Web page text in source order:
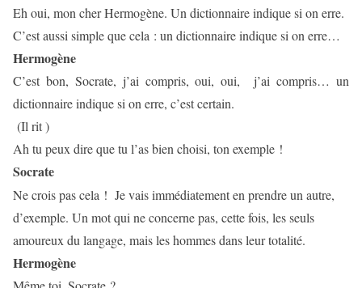
Eh oui, mon cher Hermogène. Un dictionnaire indique si on erre.
C’est aussi simple que cela : un dictionnaire indique si on erre…
Hermogène
C’est bon, Socrate, j’ai compris, oui, oui, j’ai compris… un
dictionnaire indique si on erre, c’est certain.
(Il rit )
Ah tu peux dire que tu l’as bien choisi, ton exemple !
Socrate
Ne crois pas cela ! Je vais immédiatement en prendre un autre,
d’exemple. Un mot qui ne concerne pas, cette fois, les seuls
amoureux du langage, mais les hommes dans leur totalité.
Hermogène